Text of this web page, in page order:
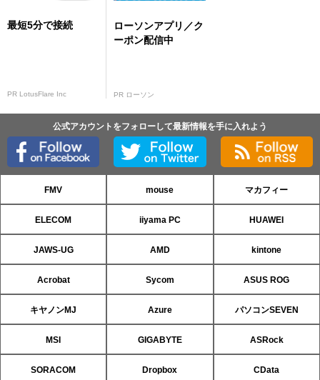
最短5分で接続
PR LotusFlare Inc
ローソンアプリ／ク
ーポン配信中
PR ローソン
公式アカウントをフォローして最新情報を手に入れよう
FMV mouse マカフィー
ELECOM iiyama PC HUAWEI
JAWS-UG AMD kintone
Acrobat Sycom ASUS ROG
キヤノンMJ Azure パソコンSEVEN
MSI GIGABYTE ASRock
SORACOM Dropbox CData